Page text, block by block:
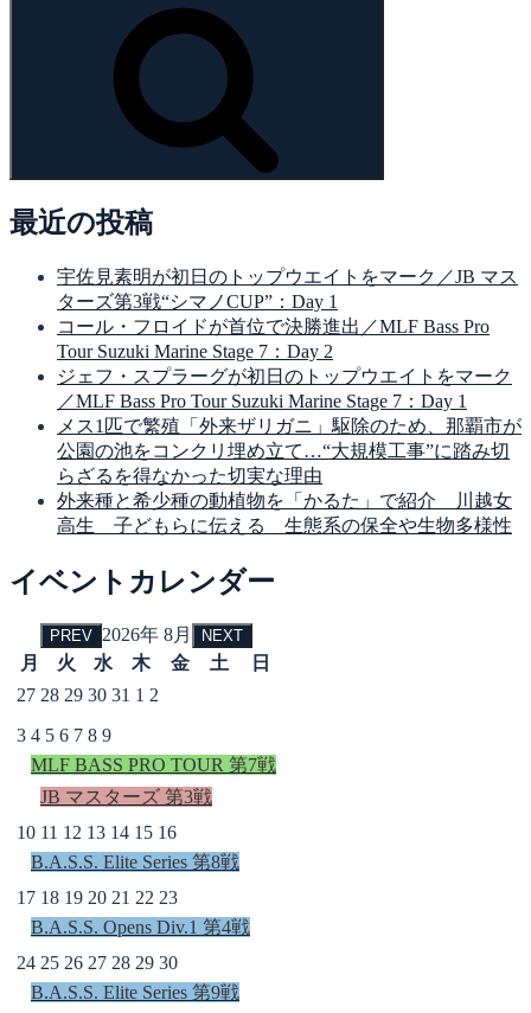
最近の投稿
宇佐見素明が初日のトップウエイトをマーク／JB マス
ターズ第3戦“シマノCUP”：Day 1
コール・フロイドが首位で決勝進出／MLF Bass Pro
Tour Suzuki Marine Stage 7：Day 2
ジェフ・スプラーグが初日のトップウエイトをマーク
／MLF Bass Pro Tour Suzuki Marine Stage 7：Day 1
メス1匹で繁殖「外来ザリガニ」駆除のため、那覇市が
公園の池をコンクリ埋め立て…“大規模工事”に踏み切
らざるを得なかった切実な理由
外来種と希少種の動植物を「かるた」で紹介 川越女
高生 子どもらに伝える 生態系の保全や生物多様性
イベントカレンダー
PREV 2026年 8月 NEXT
月 火 水 木 金 土
日
27 28 29 30 31 1 2
3 4 5 6 7 8 9
MLF BASS PRO TOUR 第7戦
JB マスターズ 第3戦
10 11 12 13 14 15 16
B.A.S.S. Elite Series 第8戦
17 18 19 20 21 22 23
B.A.S.S. Opens Div.1 第4戦
24 25 26 27 28 29 30
B.A.S.S. Elite Series 第9戦